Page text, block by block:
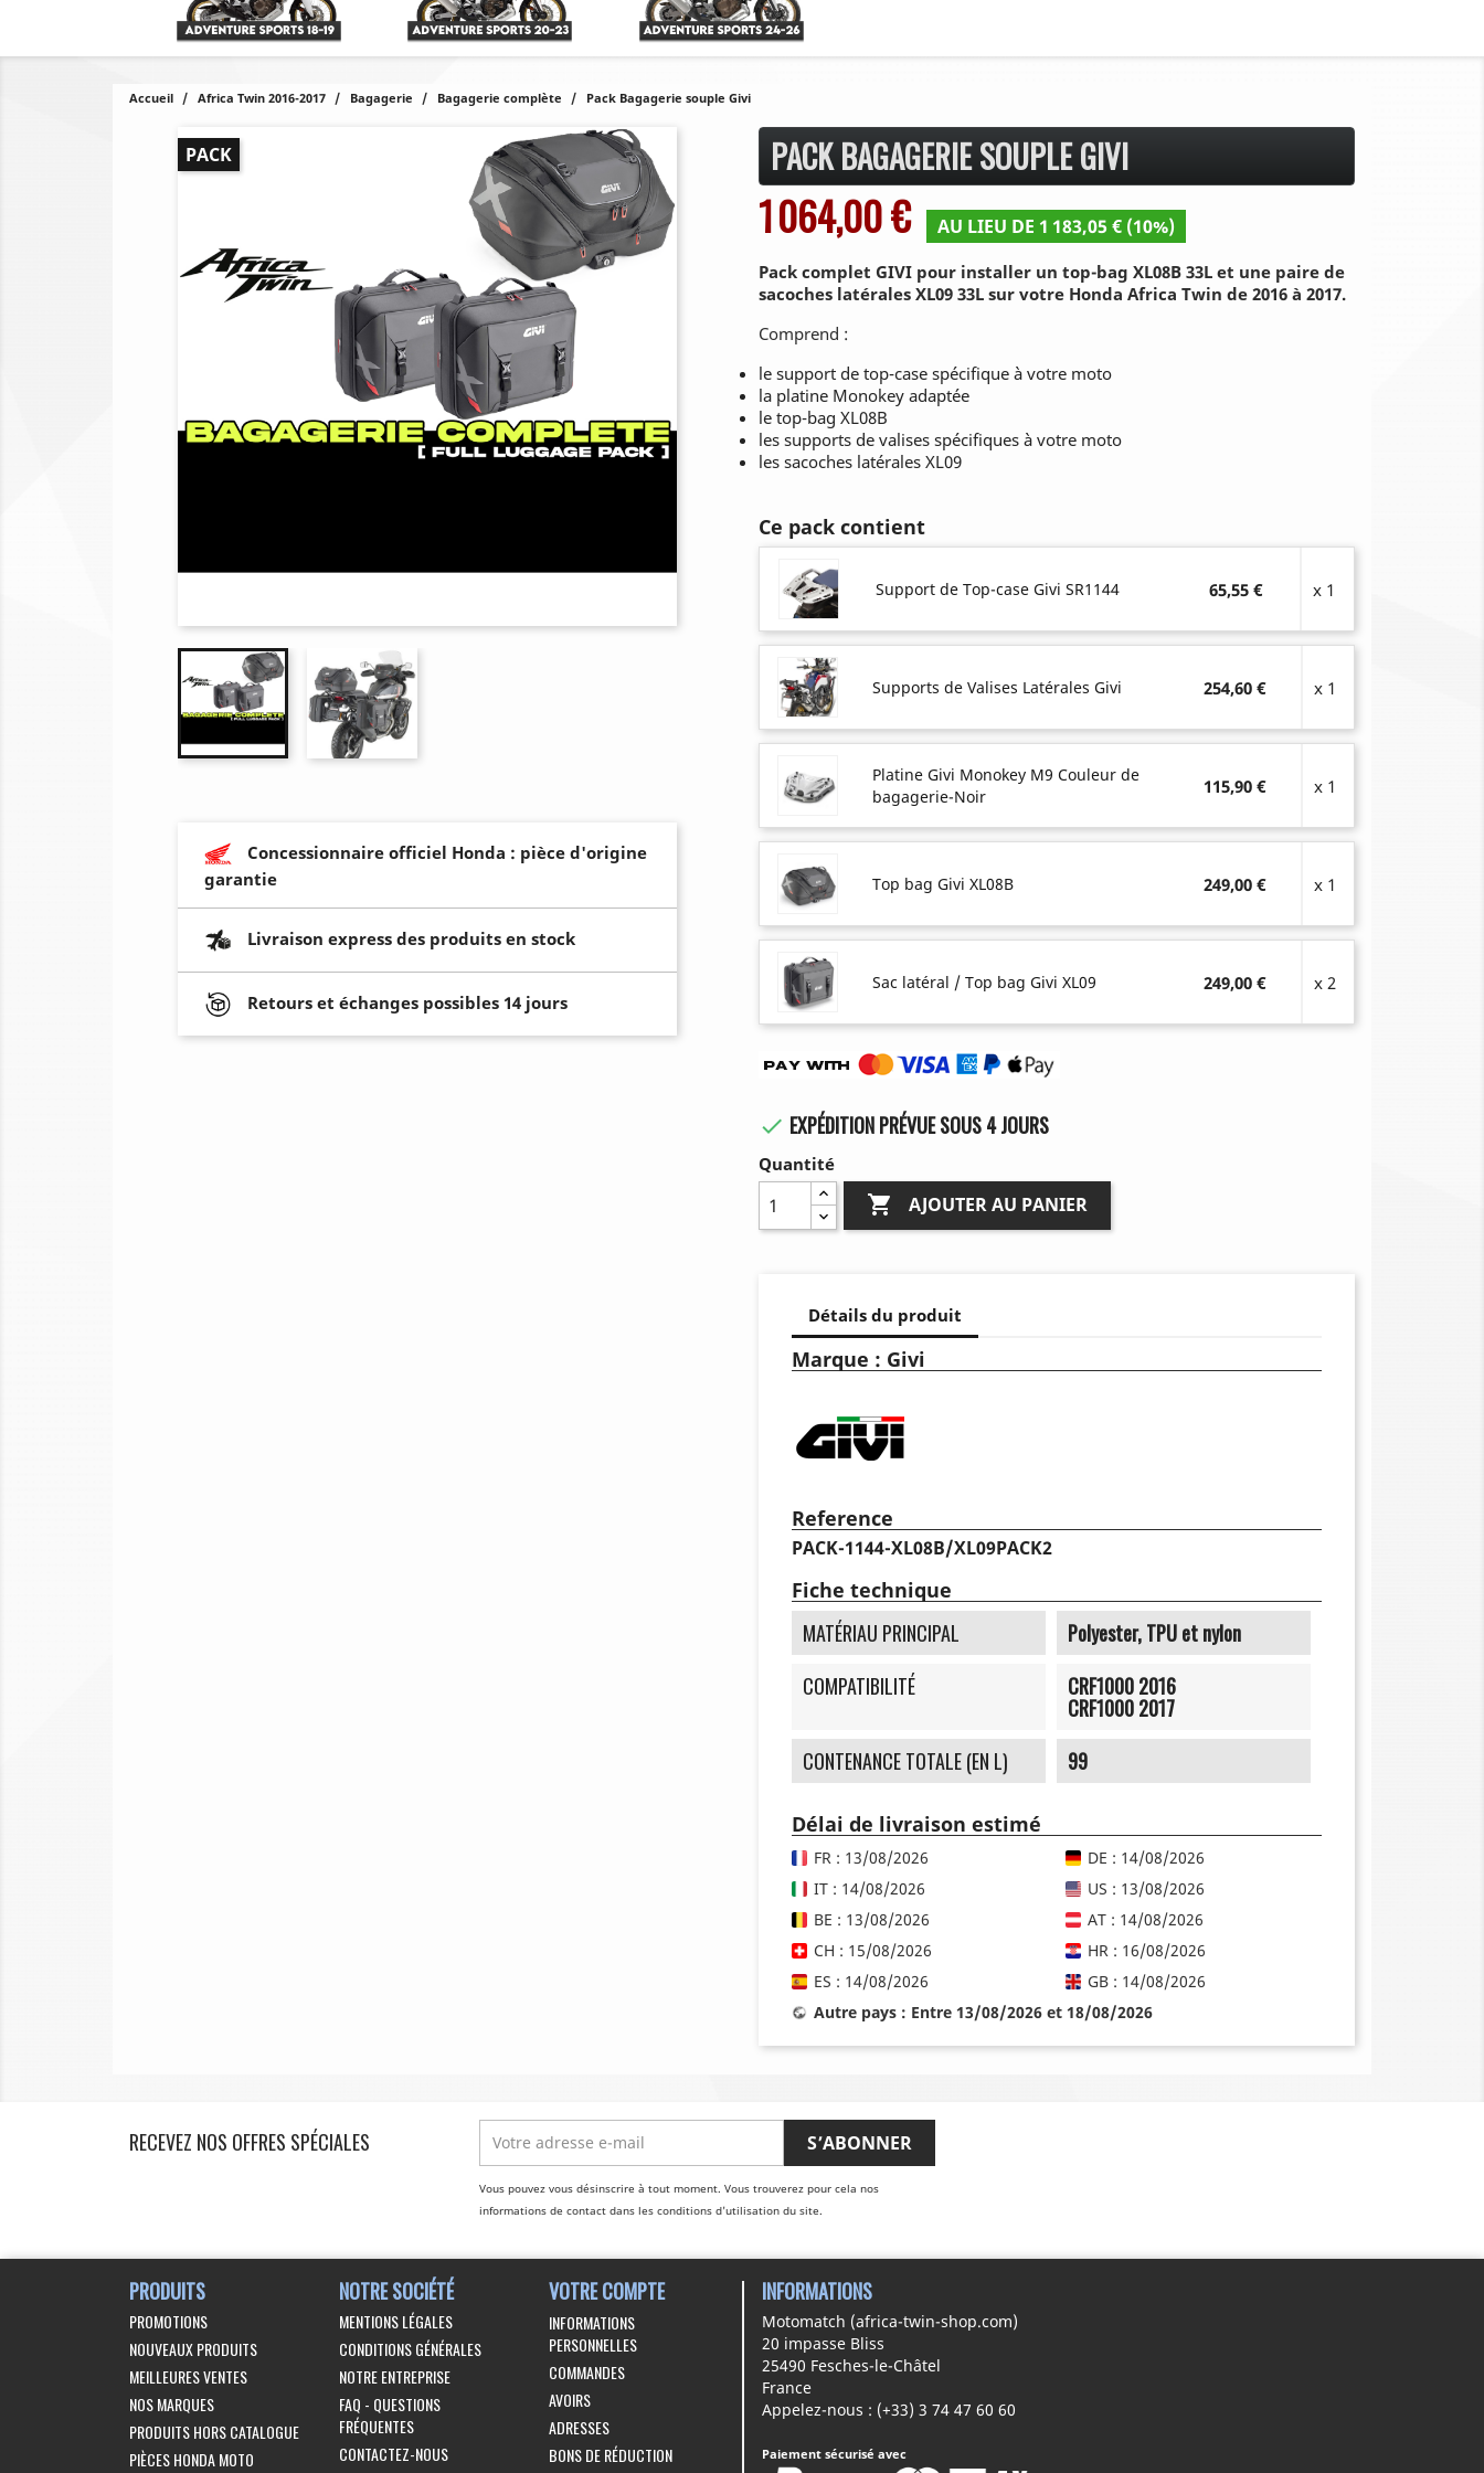
Accueil Africa Twin 2016-2017 Bagagerie Bagagerie complète Pack Bagagerie souple Givi
PACK
Concessionnaire officiel Honda : pièce d'origine
garantie
Livraison express des produits en stock
Retours et échanges possibles 14 jours
PACK BAGAGERIE SOUPLE GIVI
1 064,00 € AU LIEU DE 1 183,05 € (10%)
Pack complet GIVI pour installer un top-bag XL08B 33L et une paire de
sacoches latérales XL09 33L sur votre Honda Africa Twin de 2016 à 2017.
Comprend :
le support de top-case spécifique à votre moto
la platine Monokey adaptée
le top-bag XL08B
les supports de valises spécifiques à votre moto
les sacoches latérales XL09
Ce pack contient
Support de Top-case Givi SR1144 65,55 € x 1
Supports de Valises Latérales Givi 254,60 € x 1
Platine Givi Monokey M9 Couleur de
bagagerie-Noir
115,90 € x 1
Top bag Givi XL08B 249,00 € x 1
Sac latéral / Top bag Givi XL09 249,00 € x 2
 EXPÉDITION PRÉVUE SOUS 4 JOURS
Quantité
 AJOUTER AU PANIER
Détails du produit
Marque : Givi
Reference
PACK-1144-XL08B/XL09PACK2
Fiche technique
MATÉRIAU PRINCIPAL
Polyester, TPU et nylon
COMPATIBILITÉ
CRF1000 2016
CRF1000 2017
CONTENANCE TOTALE (EN L)
99
Délai de livraison estimé
FR : 13/08/2026
DE : 14/08/2026
IT : 14/08/2026
US : 13/08/2026
BE : 13/08/2026
AT : 14/08/2026
CH : 15/08/2026
HR : 16/08/2026
ES : 14/08/2026
GB : 14/08/2026
Autre pays : Entre 13/08/2026 et 18/08/2026
RECEVEZ NOS OFFRES SPÉCIALES
Vous pouvez vous désinscrire à tout moment. Vous trouverez pour cela nos
informations de contact dans les conditions d'utilisation du site.
PRODUITS
PROMOTIONS
NOUVEAUX PRODUITS
MEILLEURES VENTES
NOS MARQUES
PRODUITS HORS CATALOGUE
PIÈCES HONDA MOTO
NOTRE SOCIÉTÉ
MENTIONS LÉGALES
CONDITIONS GÉNÉRALES
NOTRE ENTREPRISE
FAQ - QUESTIONS
FRÉQUENTES
CONTACTEZ-NOUS
VOTRE COMPTE
INFORMATIONS
PERSONNELLES
COMMANDES
AVOIRS
ADRESSES
BONS DE RÉDUCTION
INFORMATIONS
Motomatch (africa-twin-shop.com)
20 impasse Bliss
25490 Fesches-le-Châtel
France
Appelez-nous : (+33) 3 74 47 60 60
Paiement sécurisé avec